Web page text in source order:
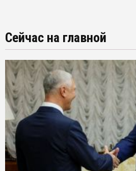
Сейчас на главной